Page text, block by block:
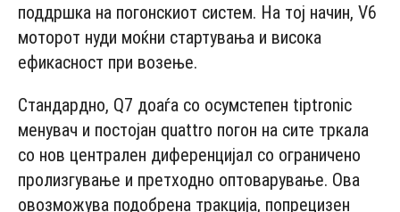
поддршка на погонскиот систем. На тој начин, V6
моторот нуди моќни стартувања и висока
ефикасност при возење.
Стандардно, Q7 доаѓа со осумстепен tiptronic
менувач и постојан quattro погон на сите тркала
со нов централен диференцијал со ограничено
пролизгување и претходно оптоварување. Ова
овозможува подобрена тракција, попрецизен